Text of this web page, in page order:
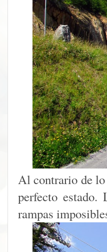
Al contrario de lo
perfecto estado.
rampas